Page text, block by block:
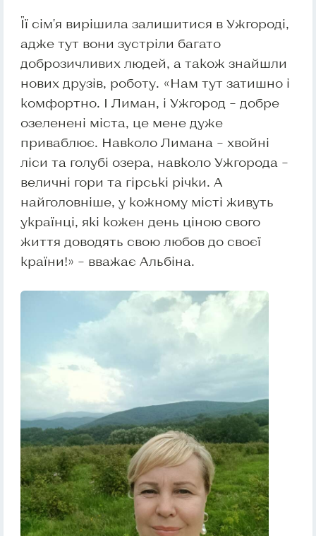
Її сім'я вирішила залишитися в Ужгороді,
адже тут вони зустріли багато
доброзичливих людей, а також знайшли
нових друзів, роботу. «Нам тут затишно і
комфортно. І Лиман, і Ужгород – добре
озеленені міста, це мене дуже
приваблює. Навколо Лимана – хвойні
ліси та голубі озера, навколо Ужгорода –
величні гори та гірські річки. А
найголовніше, у кожному місті живуть
українці, які кожен день ціною свого
життя доводять свою любов до своєї
країни!» – вважає Альбіна.